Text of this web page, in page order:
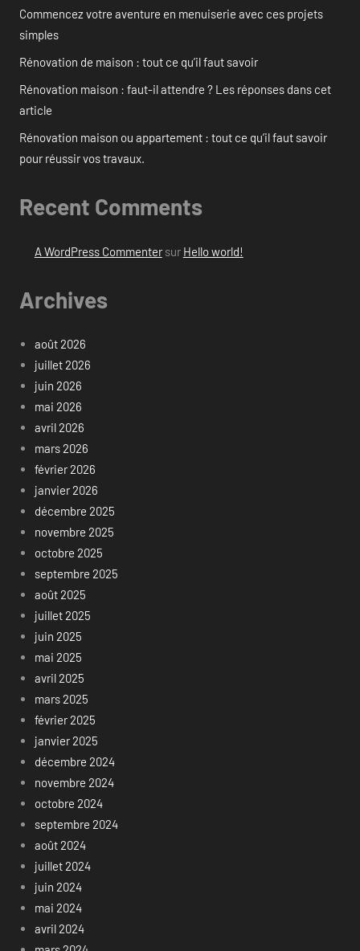
Commencez votre aventure en menuiserie avec ces projets
simples
Rénovation de maison : tout ce qu’il faut savoir
Rénovation maison : faut-il attendre ? Les réponses dans cet
article
Rénovation maison ou appartement : tout ce qu’il faut savoir
pour réussir vos travaux.
Recent Comments
A WordPress Commentersur Hello world!
Archives
août 2026
juillet 2026
juin 2026
mai 2026
avril 2026
mars 2026
février 2026
janvier 2026
décembre 2025
novembre 2025
octobre 2025
septembre 2025
août 2025
juillet 2025
juin 2025
mai 2025
avril 2025
mars 2025
février 2025
janvier 2025
décembre 2024
novembre 2024
octobre 2024
septembre 2024
août 2024
juillet 2024
juin 2024
mai 2024
avril 2024